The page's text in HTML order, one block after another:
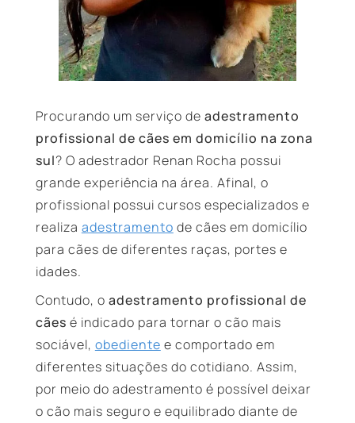
Procurando um serviço de adestramento
profissional de cães em domicílio na zona
sul? O adestrador Renan Rocha possui
grande experiência na área. Afinal, o
profissional possui cursos especializados e
realiza adestramento de cães em domicílio
para cães de diferentes raças, portes e
idades.
Contudo, o adestramento profissional de
cães é indicado para tornar o cão mais
sociável, obediente e comportado em
diferentes situações do cotidiano. Assim,
por meio do adestramento é possível deixar
o cão mais seguro e equilibrado diante de